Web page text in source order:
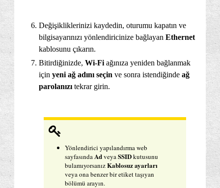
Değişikliklerinizi kaydedin, oturumu kapatın ve
bilgisayarınızı yönlendiricinize bağlayan Ethernet
kablosunu çıkarın.
Bitirdiğinizde, Wi-Fi ağınıza yeniden bağlanmak
için yeni ağ adını seçin ve sonra istendiğinde ağ
parolanızı tekrar girin.
Yönlendirici yapılandırma web
sayfasındaAdveyaSSIDkutusunu
bulamıyorsanızKablosuz ayarları
veya ona benzer bir etiket taşıyan
bölümü arayın.